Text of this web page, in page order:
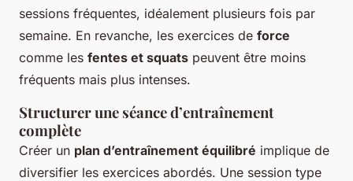
sessions fréquentes, idéalement plusieurs fois par
semaine. En revanche, les exercices de force
comme les fentes et squats peuvent être moins
fréquents mais plus intenses.
Structurer une séance d’entraînement
complète
Créer un plan d’entraînement équilibré implique de
diversifier les exercices abordés. Une session type